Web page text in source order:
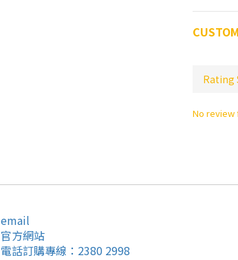
No
email
官方網站
電話訂購專線：2380 2998